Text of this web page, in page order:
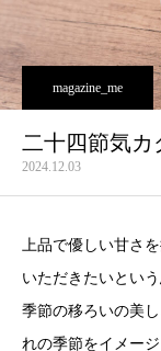
magazine_me
二十四節気カ
2024.12.03
上品で優しい甘さ
いただきたいという
季節の移ろいの美
れの季節をイメー